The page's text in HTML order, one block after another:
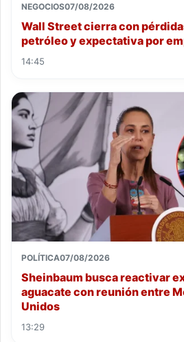
NEGOCIOS07/08/2026
Wall Street cierra con
petróleo y expectativa por
14:45
POLÍTICA07/08/2026
Sheinbaum busca reactivar
aguacate con reunión entre
Unidos
13:29